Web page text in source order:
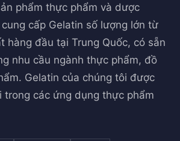
phẩm thực phẩm và dược
cấp Gelatin số lượng lớn từ
hàng đầu tại Trung Quốc, có sẵn
nhu cầu ngành thực phẩm, đồ
Gelatin của chúng tôi được
trong các ứng dụng thực phẩm